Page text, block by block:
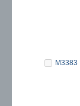
M3383